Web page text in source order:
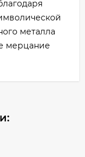
металла
мерцание